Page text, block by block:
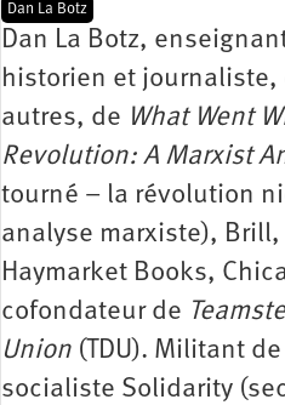
Dan La Botz
Dan La Botz,
historien et journaliste,
autres, de What Went
Revolution: A Marxist
tourné – la révolution
analyse marxiste),
Haymarket Books,
cofondateur de
Union (TDU). Militant
socialiste Solidarity